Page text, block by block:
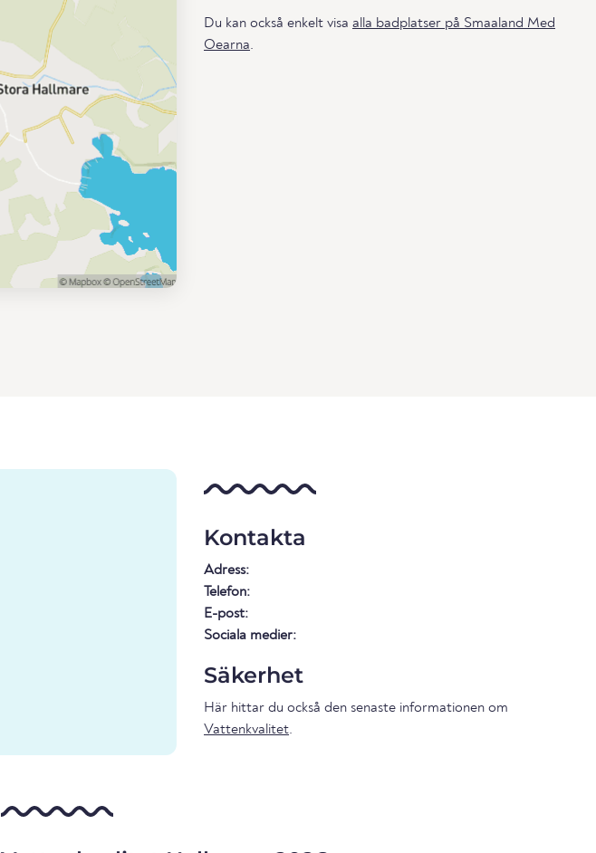
Du kan också enkelt visa alla badplatser på Smaaland Med
Oearna.
Kontakta
Adress:
Telefon:
E-post:
Sociala medier:
Säkerhet
Här hittar du också den senaste informationen om
Vattenkvalitet.